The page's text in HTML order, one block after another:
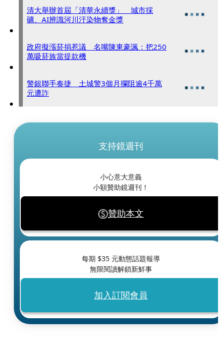
清大舉辦首屆「清華永續獎」 城市採
礦、AI辨識河川汙染物奪金獎
政府擬漲菸捐惹議 名嘴陳東豪諷：把250
萬吸菸族當提款機
警銀聯手奏捷 土城警3個月攔阻逾4千萬
元遭詐
支持鏡週刊
小心意大意義
小額贊助鏡週刊！
贊助本文
每期 $35 元動態話題報導
無限閱讀解鎖新鮮事
加入訂閱會員